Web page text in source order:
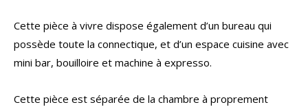
Cette pièce à vivre dispose également d’un bureau qui
possède toute la connectique, et d’un espace cuisine avec
mini bar, bouilloire et machine à expresso.
Cette pièce est séparée de la chambre à proprement